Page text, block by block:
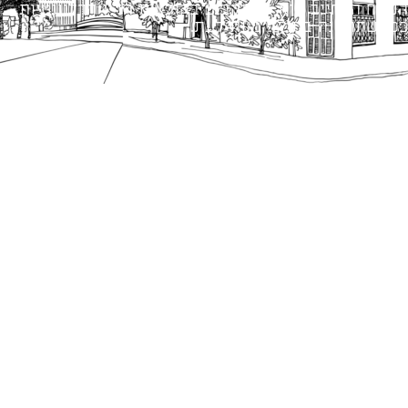
הנוסח המחייב הוא זה הקבוע בהוראות הדין הרלוונטיות
כפי שתהיינה בתוקף מעת לעת.